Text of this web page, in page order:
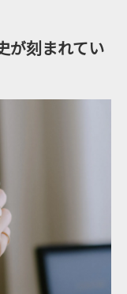
が刻まれてい